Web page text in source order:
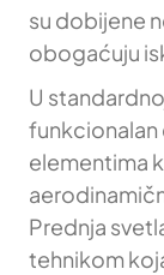
su dobijene
obogaćuju
U
funkcionalan
elementima
Prednja
tehnikom